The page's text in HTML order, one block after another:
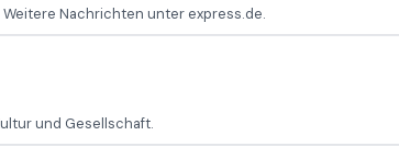
Nachrichten unter express.de.
und Gesellschaft.